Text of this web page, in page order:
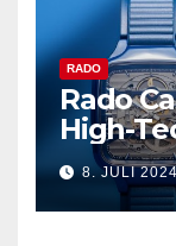
RADO
Rado
High-
und
8. JULI 2024